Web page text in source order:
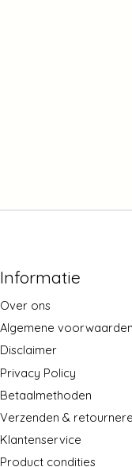
Informatie
Over ons
Algemene voorwaarden
Disclaimer
Privacy Policy
Betaalmethoden
Verzenden &
Klantenservice
Product condities